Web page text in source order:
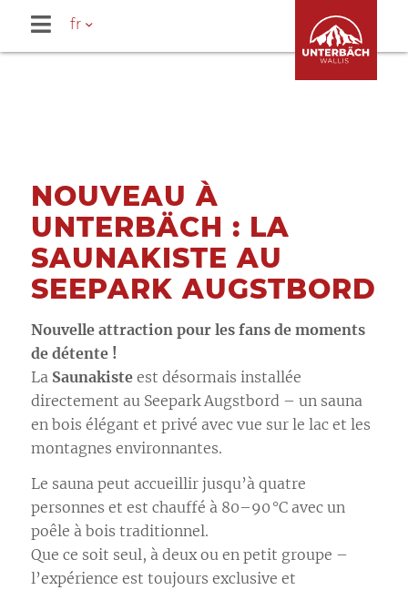
fr
NOUVEAU À
UNTERBÄCH : LA
SAUNAKISTE AU
SEEPARK AUGSTBORD
Nouvelle attraction pour les fans de moments
de détente !
La Saunakisteest désormais installée
directement au Seepark Augstbord – un sauna
en bois élégant et privé avec vue sur le lac et les
montagnes environnantes.
Le sauna peut accueillir jusqu’à quatre
personnes et est chauffé à 80–90 °C avec un
poêle à bois traditionnel.
Que ce soit seul, à deux ou en petit groupe –
l’expérience est toujours exclusive et